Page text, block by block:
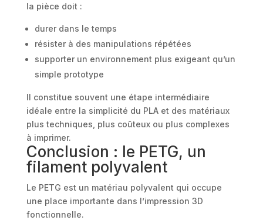
la pièce doit :
durer dans le temps
résister à des manipulations répétées
supporter un environnement plus exigeant qu’un
simple prototype
Il constitue souvent une étape intermédiaire
idéale entre la simplicité du PLA et des matériaux
plus techniques, plus coûteux ou plus complexes
à imprimer.
Conclusion : le PETG, un
filament polyvalent
Le PETG est un matériau polyvalent qui occupe
une place importante dans l’impression 3D
fonctionnelle.